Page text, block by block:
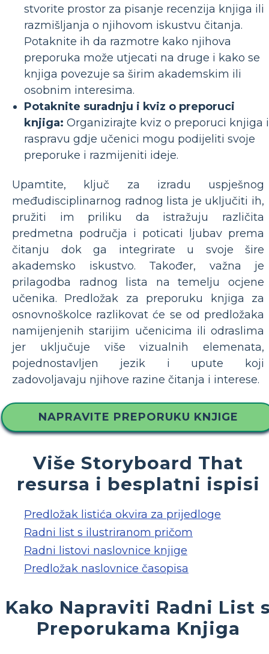
stvorite prostor za pisanje recenzija knjiga ili
razmišljanja o njihovom iskustvu čitanja.
Potaknite ih da razmotre kako njihova
preporuka može utjecati na druge i kako se
knjiga povezuje sa širim akademskim ili
osobnim interesima.
Potaknite suradnju i kviz o preporuci
knjiga: Organizirajte kviz o preporuci knjiga
raspravu gdje učenici mogu podijeliti svoje
preporuke i razmijeniti ideje.
Upamtite, ključ za izradu uspješnog
međudisciplinarnog radnog lista je uključiti ih,
pružiti im priliku da istražuju različita
predmetna područja i poticati ljubav prema
čitanju dok ga integrirate u svoje šire
akademsko iskustvo. Također, važna je
prilagodba radnog lista na temelju ocjene
učenika. Predložak za preporuku knjiga za
osnovnoškolce razlikovat će se od predložaka
namijenjenih starijim učenicima ili odraslima
jer uključuje više vizualnih elemenata,
pojednostavljen jezik i upute koji
zadovoljavaju njihove razine čitanja i interese.
NAPRAVITE PREPORUKU KNJIGE
Više Storyboard That
resursa i besplatni ispisi
Predložak listića okvira za prijedloge
Radni list s ilustriranom pričom
Radni listovi naslovnice knjige
Predložak naslovnice časopisa
Kako Napraviti Radni List
Preporukama Knjiga